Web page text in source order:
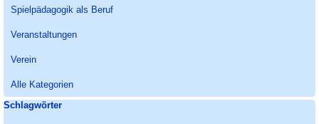
Spielpädagogik als Beruf
Veranstaltungen
Verein
Alle Kategorien
Block überspringen Schlagwörter
Schlagwörter